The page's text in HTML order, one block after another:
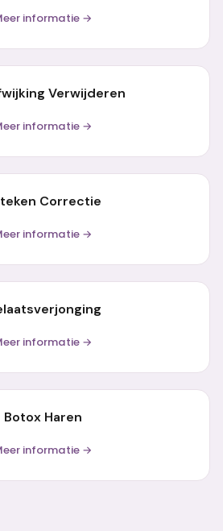
informatie →
Verwijderen
informatie →
Correctie
informatie →
informatie →
Botox Haren
informatie →